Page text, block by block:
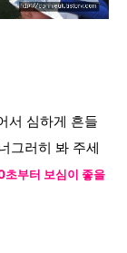
서 심하게 흔들
그러히 봐 주세
초부터 보심이 좋을